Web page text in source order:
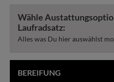
Wähle
Laufradsatz:
Alles was Du hier auswählst
BEREIFUNG